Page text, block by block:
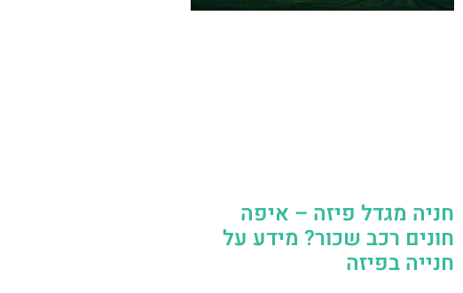
חניה מגדל פיזה – איפה
חונים רכב שכור? מידע על
חנייה בפיזה